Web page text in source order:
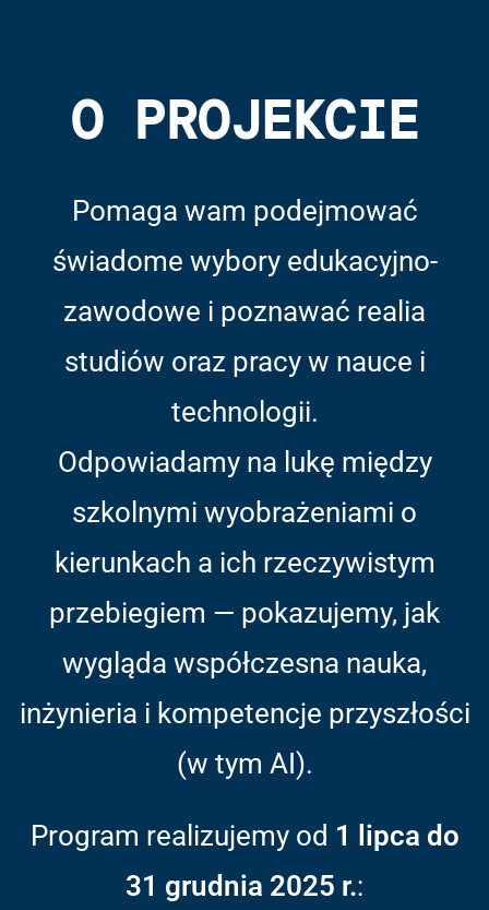
O PROJEKCIE
Pomaga wam podejmować
świadome wybory edukacyjno-
zawodowe i poznawać realia
studiów oraz pracy w nauce i
technologii.
Odpowiadamy na lukę między
szkolnymi wyobrażeniami o
kierunkach a ich rzeczywistym
przebiegiem — pokazujemy, jak
wygląda współczesna nauka,
inżynieria i kompetencje przyszłości
(w tym AI).
Program realizujemy od 1 lipca do
31 grudnia 2025 r.: